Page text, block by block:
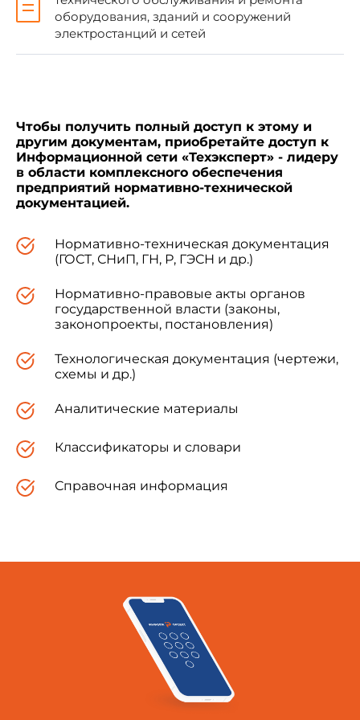
1. ПРЕДМЕТ ДОГОВОРА
ее результат Заказчику, который обязуется
принять результат работы и оплатить его.
1.2. Договор, заключенный между
Подрядчиком и Заказчиком, представляет
сторонами и который юридически оформляет
достигнутые соглашения между ними.
прилагаемые к Договору, являются его
составной частью. Все дополнения или
изменения к уже подписанному Договору,
возникшие в процессе его выполнения,
рассматриваются Заказчиком и Подрядчиком и
при обоюдном согласии оформляются
соответствующими дополнительными
частью Договора. Рекомендуемая форма
1.3. В предмете Договора должен быть
1.4. Работы и услуги, предоставляемые
соответствовать действующим техническим
требованиям, инструкциям, нормативным
документам и другим материалам Заказчика,
которые передаются в распоряжение
оборудования, зданий и сооружений
электростанций и сетей
Чтобы получить полный доступ к этому и
другим документам, приобретайте доступ к
Информационной сети «Техэксперт» - лидеру
в области комплексного обеспечения
предприятий нормативно-технической
документацией.
Нормативно-техническая документация
(ГОСТ, СНиП, ГН, Р, ГЭСН и др.)
Нормативно-правовые акты органов
государственной власти (законы,
законопроекты, постановления)
Технологическая документация (чертежи,
схемы и др.)
Аналитические материалы
Классификаторы и словари
Справочная информация